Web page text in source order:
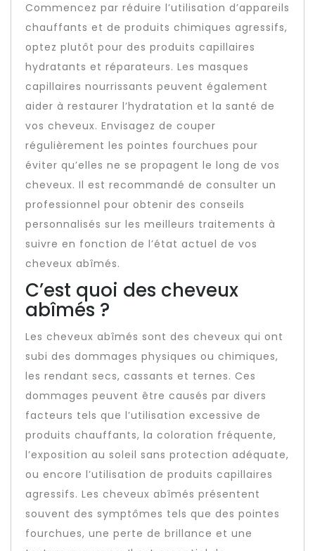
Commencez par réduire l’utilisation d’appareils
chauffants et de produits chimiques agressifs,
optez plutôt pour des produits capillaires
hydratants et réparateurs. Les masques
capillaires nourrissants peuvent également
aider à restaurer l’hydratation et la santé de
vos cheveux. Envisagez de couper
régulièrement les pointes fourchues pour
éviter qu’elles ne se propagent le long de vos
cheveux. Il est recommandé de consulter un
professionnel pour obtenir des conseils
personnalisés sur les meilleurs traitements à
suivre en fonction de l’état actuel de vos
cheveux abîmés.
C’est quoi des cheveux
abîmés ?
Les cheveux abîmés sont des cheveux qui ont
subi des dommages physiques ou chimiques,
les rendant secs, cassants et ternes. Ces
dommages peuvent être causés par divers
facteurs tels que l’utilisation excessive de
produits chauffants, la coloration fréquente,
l’exposition au soleil sans protection adéquate,
ou encore l’utilisation de produits capillaires
agressifs. Les cheveux abîmés présentent
souvent des symptômes tels que des pointes
fourchues, une perte de brillance et une